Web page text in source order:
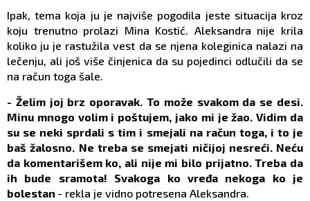
Ipak, tema koja ju je najviše pogodila jeste situacija kroz
koju trenutno prolazi Mina Kostić. Aleksandra nije krila
koliko ju je rastužila vest da se njena koleginica nalazi na
lečenju, ali još više činjenica da su pojedinci odlučili da se
na račun toga šale.
- Želim joj brz oporavak. To može svakom da se desi.
Minu mnogo volim i poštujem, jako mi je žao. Vidim da
su se neki sprdali s tim i smejali na račun toga, i to je
baš žalosno. Ne treba se smejati ničijoj nesreći. Neću
da komentarišem ko, ali nije mi bilo prijatno. Treba da
ih bude sramota! Svakoga ko vređa nekoga ko je
bolestan - rekla je vidno potresena Aleksandra.